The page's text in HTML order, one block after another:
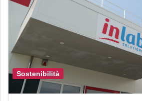
Sostenibilità